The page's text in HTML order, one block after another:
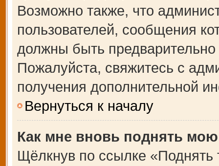
Возможно также, что
пользователей, сообщения
должны быть
Пожалуйста, свяжитесь с
получения дополнительной
Вернуться к началу
Как мне вновь поднять
Щёлкнув по ссылке